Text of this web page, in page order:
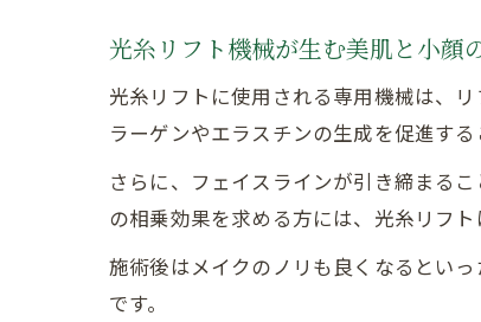
光糸リフト機械が生む美肌と小顔
光糸リフトに使用される専用機械は、
ラーゲンやエラスチンの生成を促進す
さらに、フェイスラインが引き締まる
の相乗効果を求める方には、光糸リフト
施術後はメイクのノリも良くなるとい
です。